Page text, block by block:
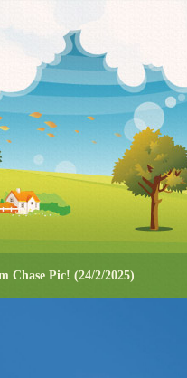
Chase Pic! (24/2/2025)